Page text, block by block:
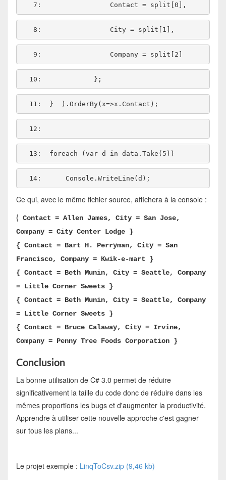
   7:
   8:
   9:
  10:
  11:
  12:
  13:
foreach (var d in
  14:
Ce qui, avec le même fichier source, affichera à la console :
{ Contact = Allen James, City = San Jose,
Company = City Center Lodge }
{ Contact = Bart H. Perryman, City = San
Francisco, Company = Kwik-e-mart }
{ Contact = Beth Munin, City = Seattle, Company
= Little Corner Sweets }
{ Contact = Beth Munin, City = Seattle, Company
= Little Corner Sweets }
{ Contact = Bruce Calaway, City = Irvine,
Company = Penny Tree Foods Corporation }
Conclusion
La bonne utilisation de C# 3.0 permet de réduire
significativement la taille du code donc de réduire dans les
mêmes proportions les bugs et d'augmenter la productivité.
Apprendre à utiliser cette nouvelle approche c'est gagner
sur tous les plans...
Le projet exemple : LinqToCsv.zip (9,46 kb)